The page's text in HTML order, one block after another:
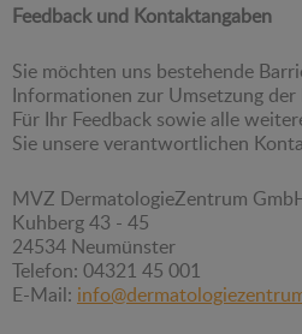
Feedback und Kontaktangaben
Sie möchten uns bestehende
Informationen zur Umsetzung
Für Ihr Feedback sowie alle
Sie unsere verantwortlichen
MVZ DermatologieZentrum
Kuhberg 43 - 45
24534 Neumünster
Telefon: 04321 45 001
E-Mail: